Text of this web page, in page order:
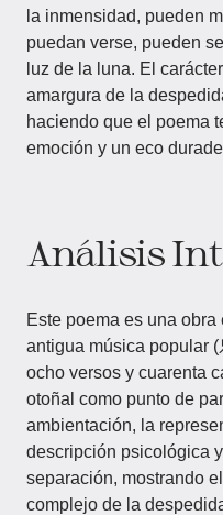
la inmensidad, pueden
puedan verse, pueden
luz de la luna. El
amargura de la
haciendo que el poema
emoción y un eco
Análisis
Este poema es una
antigua música popular (
ocho versos y cuarenta
otoñal como punto de
ambientación, la
descripción psicológica
separación, mostrando
complejo de la